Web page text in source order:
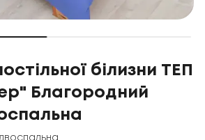
білизни ТЕП
Благородний
двоспальна